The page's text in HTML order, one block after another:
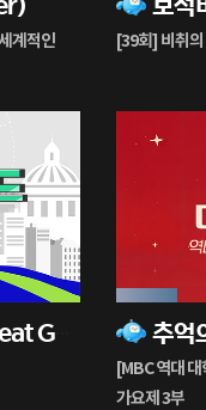
계적인
[39회] 비취
재
생
[MBC 역대
가요제 3부
18%
재
생
중